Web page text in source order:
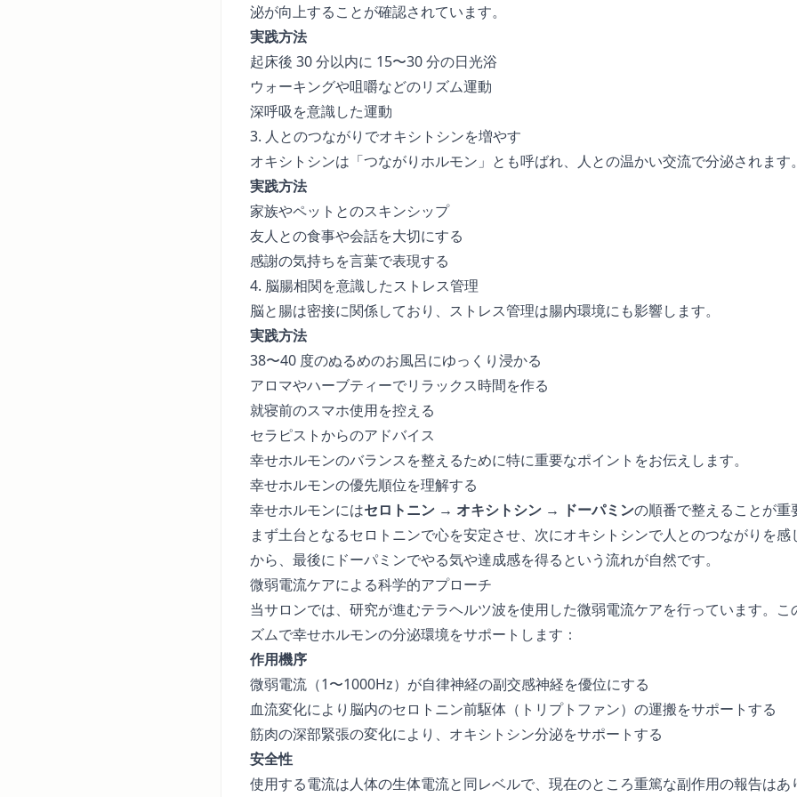
泌が向上することが確認されています。
実践方法
起床後 30 分以内に 15〜30 分の日光浴
ウォーキングや咀嚼などのリズム運動
深呼吸を意識した運動
3. 人とのつながりでオキシトシンを増やす
オキシトシンは「つながりホルモン」とも呼ばれ、人との温かい交流で分泌されます
実践方法
家族やペットとのスキンシップ
友人との食事や会話を大切にする
感謝の気持ちを言葉で表現する
4. 脳腸相関を意識したストレス管理
脳と腸は密接に関係しており、ストレス管理は腸内環境にも影響します。
実践方法
38〜40 度のぬるめのお風呂にゆっくり浸かる
アロマやハーブティーでリラックス時間を作る
就寝前のスマホ使用を控える
セラピストからのアドバイス
幸せホルモンのバランスを整えるために特に重要なポイントをお伝えします。
幸せホルモンの優先順位を理解する
幸せホルモンにはセロトニン → オキシトシン → ドーパミンの順番で整えることが重
まず土台となるセロトニンで心を安定させ、次にオキシトシンで人とのつながりを
から、最後にドーパミンでやる気や達成感を得るという流れが自然です。
微弱電流ケアによる科学的アプローチ
当サロンでは、研究が進むテラヘルツ波を使用した微弱電流ケアを行っています。
ズムで幸せホルモンの分泌環境をサポートします：
作用機序
微弱電流（1〜1000Hz）が自律神経の副交感神経を優位にする
血流変化により脳内のセロトニン前駆体（トリプトファン）の運搬をサポートする
筋肉の深部緊張の変化により、オキシトシン分泌をサポートする
安全性
使用する電流は人体の生体電流と同レベルで、現在のところ重篤な副作用の報告はあ